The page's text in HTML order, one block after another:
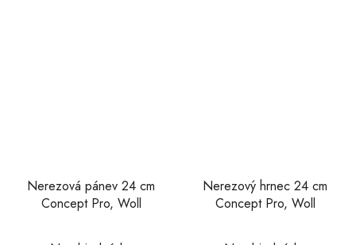
Nerezová pánev 24 cm
Concept Pro, Woll
Nerezový hrnec 24 cm
Concept Pro, Woll